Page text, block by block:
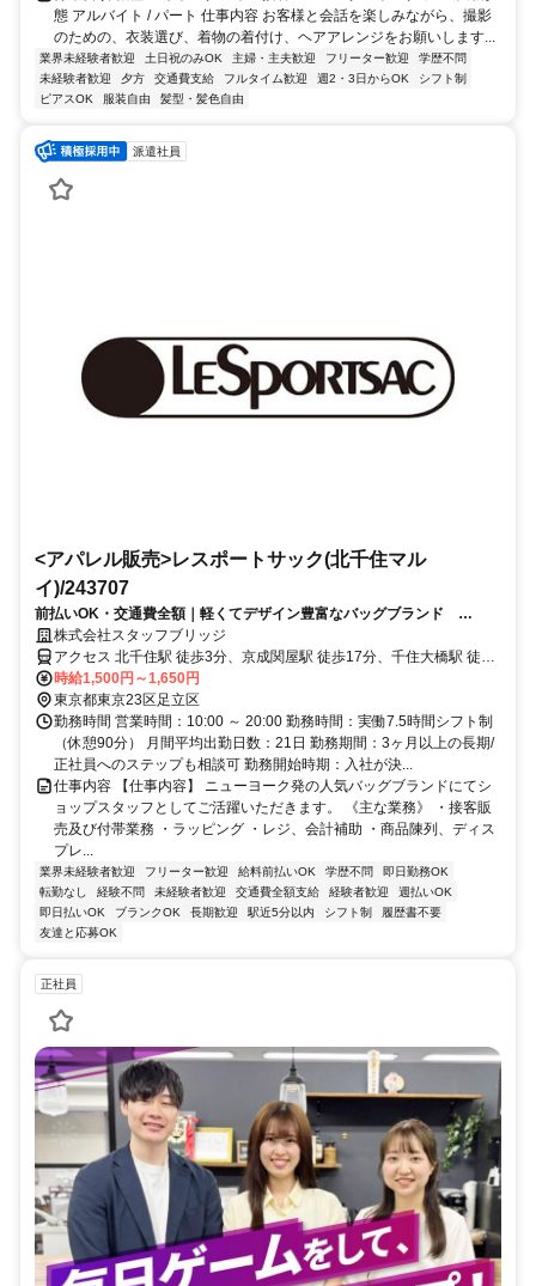
態 アルバイト / パート 仕事内容 お客様と会話を楽しみながら、撮影
のための、衣装選び、着物の着付け、ヘアアレンジをお願いします...
業界未経験者歓迎 土日祝のみOK 主婦・主夫歓迎 フリーター歓迎
学歴不問
未経験者歓迎
夕方 交通費支給 フルタイム歓迎 週2・3日からOK
シフト制
ピアスOK
服装自由 髪型・髪色自由
派遣社員
<アパレル販売>レスポートサック(北千住マル
イ)/243707
前払いOK・交通費全額｜軽くてデザイン豊富なバッグブランド
LeSportsac（販売）マルイ北千住
株式会社スタッフブリッジ
アクセス 北千住駅 徒歩3分、京成関屋駅 徒歩17分、千住大橋駅 徒歩
20分
時給1,500円～1,650円
東京都東京23区足立区
勤務時間 営業時間：10:00 ～ 20:00 勤務時間：実働7.5時間シフト制
（休憩90分） 月間平均出勤日数：21日 勤務期間：3ヶ月以上の長期/
正社員へのステップも相談可 勤務開始時期：入社が決...
仕事内容 【仕事内容】 ニューヨーク発の人気バッグブランドにてシ
ョップスタッフとしてご活躍いただきます。 《主な業務》 ・接客販
売及び付帯業務 ・ラッピング ・レジ、会計補助 ・商品陳列、ディス
プレ...
業界未経験者歓迎 フリーター歓迎 給料前払いOK 学歴不問
即日勤務OK
転勤なし
経験不問 未経験者歓迎 交通費全額支給 経験者歓迎
週払いOK
即日払いOK
ブランクOK 長期歓迎 駅近5分以内 シフト制
履歴書不要
友達と応募OK
正社員